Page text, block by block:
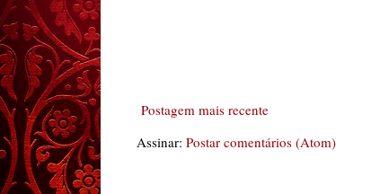
Postagem mais recente
Assinar: Postar comentários (Atom)